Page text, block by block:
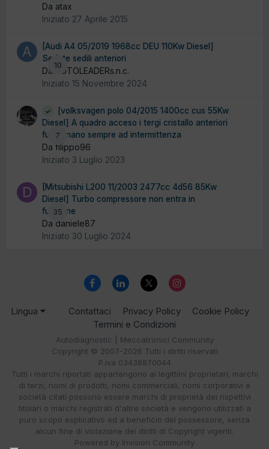
Da atax
Iniziato 27 Aprile 2015
10
[Audi A4 05/2019 1968cc DEU 110Kw Diesel]
Sedute sedili anteriori
Da AUTOLEADERs.n.c.
Iniziato 15 Novembre 2024
7
[volksvagen polo 04/2015 1400cc cus 55Kw
Diesel] A quadro acceso i tergi cristallo anteriori
funzionano sempre ad intermittenza
Da filippo96
Iniziato 3 Luglio 2023
35
[Mitsubishi L200 11/2003 2477cc 4d56 85Kw
Diesel] Turbo compressore non entra in
funzione
Da daniele87
Iniziato 30 Luglio 2024
Lingua Contattaci Privacy Policy
Cookie Policy
Termini e Condizioni
Autodiagnostic | Meccatronici Community
Copyright © 2007-2026 Tutti i diritti riservati
P.iva 03438870044
Tutti i marchi riportati appartengono ai legittimi proprietari; marchi
di terzi, nomi di prodotti, nomi commerciali, nomi corporativi e
società citati possono essere marchi di proprietà dei rispettivi
titolari o marchi registrati d'altre società e vengono utilizzati a
puro scopo esplicativo ed a beneficio del possessore, senza
alcun fine di violazione dei diritti di Copyright vigenti.
Powered by Invision Community